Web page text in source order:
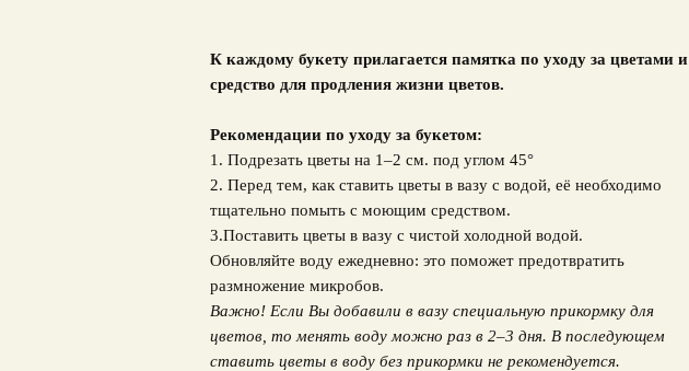
К каждому букету прилагается памятка по уходу за цветами и
средство для продления жизни цветов.
Рекомендации по уходу за букетом:
1. Подрезать цветы на 1–2 см. под углом 45°
2. Перед тем, как ставить цветы в вазу с водой, её необходимо
тщательно помыть с моющим средством.
3.Поставить цветы в вазу с чистой холодной водой.
Обновляйте воду ежедневно: это поможет предотвратить
размножение микробов.
Важно! Если Вы добавили в вазу специальную прикормку для
цветов, то менять воду можно раз в 2–3 дня. В последующем
ставить цветы в воду без прикормки не рекомендуется.